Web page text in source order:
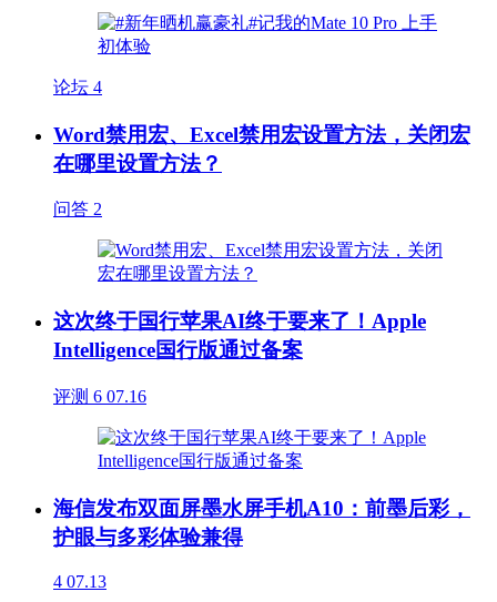
论坛 4
Word禁用宏、Excel禁用宏设置方法，关闭宏
在哪里设置方法？
问答 2
这次终于国行苹果AI终于要来了！Apple
Intelligence国行版通过备案
评测 6 07.16
海信发布双面屏墨水屏手机A10：前墨后彩，
护眼与多彩体验兼得
4 07.13